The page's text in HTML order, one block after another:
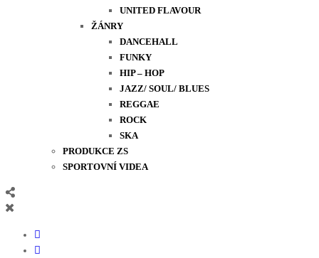
UNITED FLAVOUR
ŽÁNRY
DANCEHALL
FUNKY
HIP – HOP
JAZZ/ SOUL/ BLUES
REGGAE
ROCK
SKA
PRODUKCE ZS
SPORTOVNÍ VIDEA